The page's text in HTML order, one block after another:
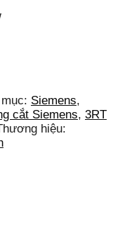
Siemens,
cắt Siemens, 3RT
hiệu: